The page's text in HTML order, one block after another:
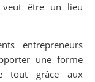
veut être un lieu
entrepreneurs
une forme
le tout grâce aux